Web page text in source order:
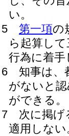
い。
5
第一項の
ら起算し
行為に着
6
知事は、
がないと
ができる。
7
次に掲げ
適用しない